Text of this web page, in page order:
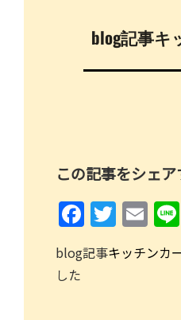
blog記事
この記事をシェ
F
a
c
T
w
itt
E
m
ai
blog記事キッチンカ
した
ー
シ
ョ
ン